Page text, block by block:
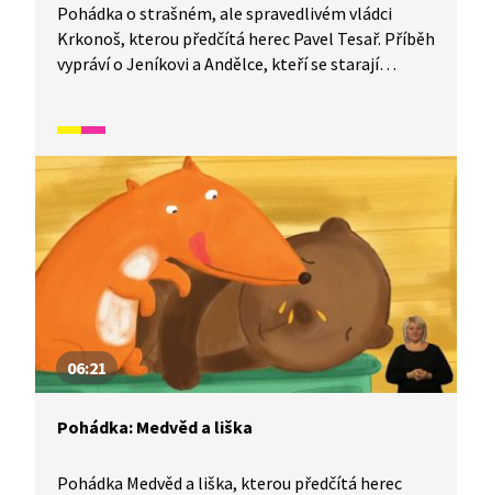
Pohádka o strašném, ale spravedlivém vládci
Krkonoš, kterou předčítá herec Pavel Tesař. Příběh
vypráví o Jeníkovi a Andělce, kteří se starají
Rýbrcoula. Cesta k němu však není jednoduchá.
06:21
Pohádka: Medvěd a liška
Pohádka Medvěd a liška, kterou předčítá herec